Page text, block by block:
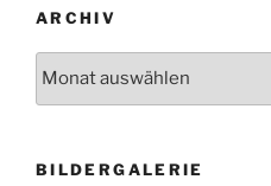
ARCHIV
BILDERGALERIE